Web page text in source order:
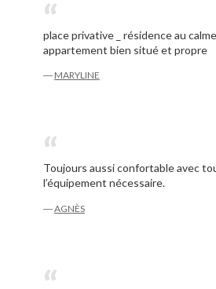
place privative _ résidence au calme
appartement bien situé et propre
― MARYLINE
Toujours aussi confortable avec
l’équipement nécessaire.
―AGNÈS